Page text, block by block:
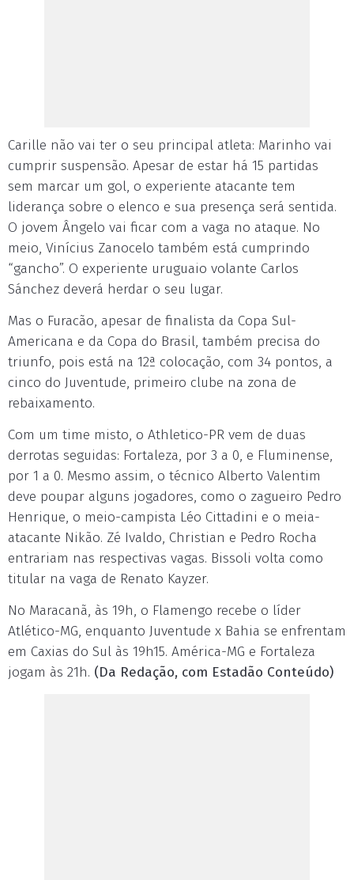
Carille não vai ter o seu principal atleta: Marinho vai
cumprir suspensão. Apesar de estar há 15 partidas
sem marcar um gol, o experiente atacante tem
liderança sobre o elenco e sua presença será sentida.
O jovem Ângelo vai ficar com a vaga no ataque. No
meio, Vinícius Zanocelo também está cumprindo
“gancho”. O experiente uruguaio volante Carlos
Sánchez deverá herdar o seu lugar.
Mas o Furacão, apesar de finalista da Copa Sul-
Americana e da Copa do Brasil, também precisa do
triunfo, pois está na 12ª colocação, com 34 pontos, a
cinco do Juventude, primeiro clube na zona de
rebaixamento.
Com um time misto, o Athletico-PR vem de duas
derrotas seguidas: Fortaleza, por 3 a 0, e Fluminense,
por 1 a 0. Mesmo assim, o técnico Alberto Valentim
deve poupar alguns jogadores, como o zagueiro Pedro
Henrique, o meio-campista Léo Cittadini e o meia-
atacante Nikão. Zé Ivaldo, Christian e Pedro Rocha
entrariam nas respectivas vagas. Bissoli volta como
titular na vaga de Renato Kayzer.
No Maracanã, às 19h, o Flamengo recebe o líder
Atlético-MG, enquanto Juventude x Bahia se enfrentam
em Caxias do Sul às 19h15. América-MG e Fortaleza
jogam às 21h. (Da Redação, com Estadão Conteúdo)